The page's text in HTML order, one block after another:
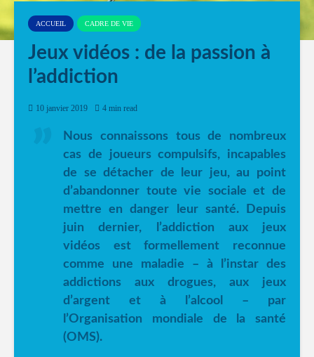
ACCUEIL CADRE DE VIE
Jeux vidéos : de la passion à
l’addiction
10 janvier 2019 4 min read
Nous connaissons tous de nombreux
cas de joueurs compulsifs, incapables
de se détacher de leur jeu, au point
d’abandonner toute vie sociale et de
mettre en danger leur santé. Depuis
juin dernier, l’addiction aux jeux
vidéos est formellement reconnue
comme une maladie – à l’instar des
addictions aux drogues, aux jeux
d’argent et à l’alcool – par
l’Organisation mondiale de la santé
(OMS).